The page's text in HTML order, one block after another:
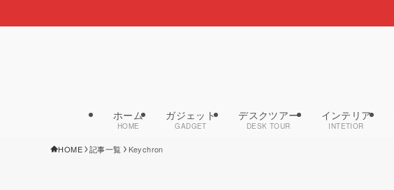
ホーム
HOME
ガジェット
GADGET
デスクツアー
DESK TOUR
インテリア
INTETIOR
HOME 記事一覧 Keychron